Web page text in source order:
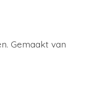
Gemaakt van